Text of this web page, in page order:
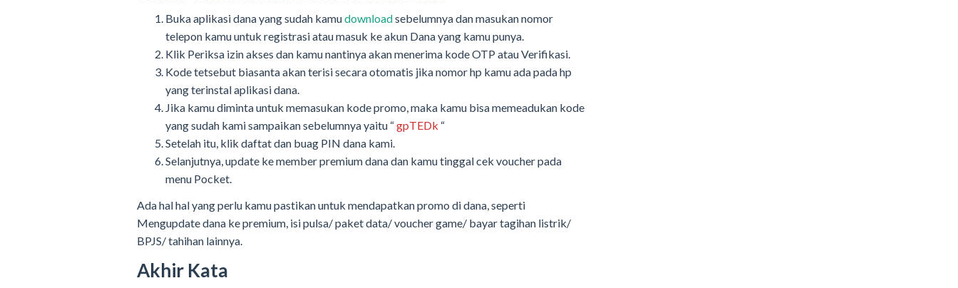
Buka aplikasi dana yang sudah kamudownloadsebelumnya dan masukan nomor
telepon kamu untuk registrasi atau masuk ke akun Dana yang kamu punya.
Klik Periksa izin akses dan kamu nantinya akan menerima kode OTP atau Verifikasi.
Kode tetsebut biasanta akan terisi secara otomatis jika nomor hp kamu ada pada hp
yang terinstal aplikasi dana.
Jika kamu diminta untuk memasukan kode promo, maka kamu bisa memeadukan kode
yang sudah kami sampaikan sebelumnya yaitu “gpTEDk “
Setelah itu, klik daftat dan buag PIN dana kami.
Selanjutnya, update ke member premium dana dan kamu tinggal cek voucher pada
menu Pocket.
Ada hal hal yang perlu kamu pastikan untuk mendapatkan promo di dana, seperti
Mengupdate dana ke premium, isi pulsa/ paket data/ voucher game/ bayar tagihan listrik/
BPJS/ tahihan lainnya.
Akhir Kata